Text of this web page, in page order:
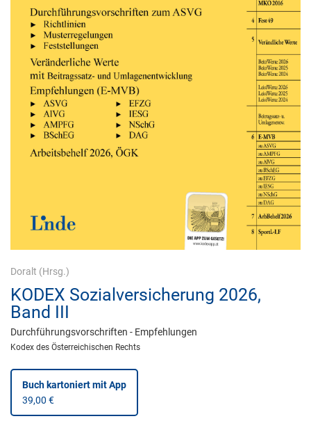
Doralt (Hrsg.)
KODEX Sozialversicherung 2026,
Band III
Durchführungsvorschriften - Empfehlungen
Kodex des Österreichischen Rechts
Buch kartoniertmit App
39,00 €